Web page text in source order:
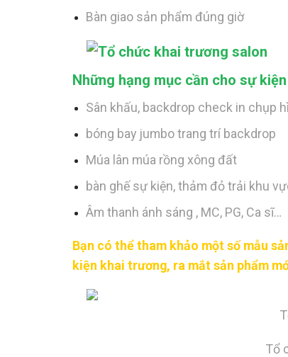
Bàn giao sản phẩm đúng giờ
Những hạng mục cần cho sự
Sân khấu, backdrop check in chụp
bóng bay jumbo trang trí backdrop
Múa lân múa rồng xông đất
bàn ghế sự kiện, thảm đỏ trải khu
Âm thanh ánh sáng , MC, PG, Ca sĩ…
Bạn có thể tham khảo một số mẫu
kiện khai trương, ra mắt sản phẩm
Tổ